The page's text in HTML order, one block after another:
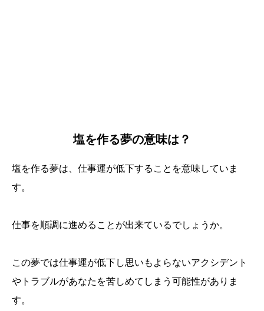
塩を作る夢の意味は？
塩を作る夢は、仕事運が低下することを意味していま
す。
仕事を順調に進めることが出来ているでしょうか。
この夢では仕事運が低下し思いもよらないアクシデント
やトラブルがあなたを苦しめてしまう可能性がありま
す。